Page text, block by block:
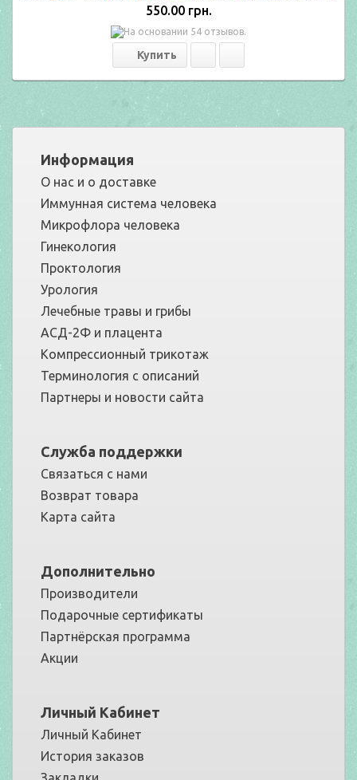
550.00 грн.
Информация
О нас и о доставке
Иммунная система человека
Микрофлора человека
Гинекология
Проктология
Урология
Лечебные травы и грибы
АСД-2Ф и плацента
Компрессионный трикотаж
Терминология с описаний
Партнеры и новости сайта
Служба поддержки
Связаться с нами
Возврат товара
Карта сайта
Дополнительно
Производители
Подарочные сертификаты
Партнёрская программа
Акции
Личный Кабинет
Личный Кабинет
История заказов